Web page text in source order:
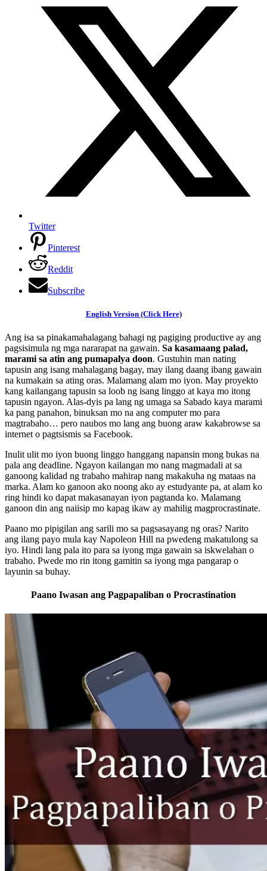
Twitter
Pinterest
Reddit
Subscribe
English Version (Click Here)
Ang isa sa pinakamahalagang bahagi ng pagiging productive ay ang
pagsisimula ng mga nararapat na gawain. Sa kasamaang palad,
marami sa atin ang pumapalya doon. Gustuhin man nating
tapusin ang isang mahalagang bagay, may ilang daang ibang gawain
na kumakain sa ating oras. Malamang alam mo iyon. May proyekto
kang kailangang tapusin sa loob ng isang linggo at kaya mo itong
tapusin ngayon. Alas-dyis pa lang ng umaga sa Sabado kaya marami
ka pang panahon, binuksan mo na ang computer mo para
magtrabaho… pero naubos mo lang ang buong araw kakabrowse sa
internet o pagtsismis sa Facebook.
Inulit ulit mo iyon buong linggo hanggang napansin mong bukas na
pala ang deadline. Ngayon kailangan mo nang magmadali at sa
ganoong kalidad ng trabaho mahirap nang makakuha ng mataas na
marka. Alam ko ganoon ako noong ako ay estudyante pa, at alam ko
ring hindi ko dapat makasanayan iyon pagtanda ko. Malamang
ganoon din ang naiisip mo kapag ikaw ay mahilig magprocrastinate.
Paano mo pipigilan ang sarili mo sa pagsasayang ng oras? Narito
ang ilang payo mula kay Napoleon Hill na pwedeng makatulong sa
iyo. Hindi lang pala ito para sa iyong mga gawain sa iskwelahan o
trabaho. Pwede mo rin itong gamitin sa iyong mga pangarap o
layunin sa buhay.
Paano Iwasan ang Pagpapaliban o Procrastination